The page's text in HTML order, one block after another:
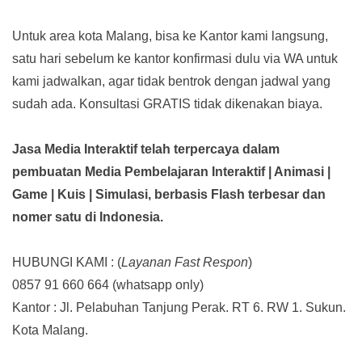
Untuk area kota Malang, bisa ke Kantor kami langsung,
satu hari sebelum ke kantor konfirmasi dulu via WA untuk
kami jadwalkan, agar tidak bentrok dengan jadwal yang
sudah ada. Konsultasi GRATIS tidak dikenakan biaya.
Jasa Media Interaktif telah terpercaya dalam
pembuatan Media Pembelajaran Interaktif| Animasi |
Game | Kuis | Simulasi, berbasis Flash terbesar dan
nomer satu di Indonesia.
HUBUNGI KAMI : (Layanan Fast Respon)
0857 91 660 664 (whatsapp only)
Kantor : Jl. Pelabuhan Tanjung Perak. RT 6. RW 1. Sukun.
Kota Malang.